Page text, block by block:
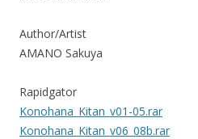
Author/Artist
AMANO Sakuya
Rapidgator
Konohana_Kitan_v01-05.rar
Konohana_Kitan_v06_08b.rar